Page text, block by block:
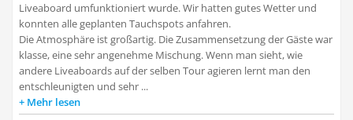
Liveaboard umfunktioniert wurde. Wir hatten gutes Wetter und
konnten alle geplanten Tauchspots anfahren.
Die Atmosphäre ist großartig. Die Zusammensetzung der Gäste war
klasse, eine sehr angenehme Mischung. Wenn man sieht, wie
andere Liveaboards auf der selben Tour agieren lernt man den
entschleunigten und sehr ...
Mehr lesen